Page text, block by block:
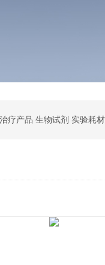
疗产品 生物试剂 实验耗